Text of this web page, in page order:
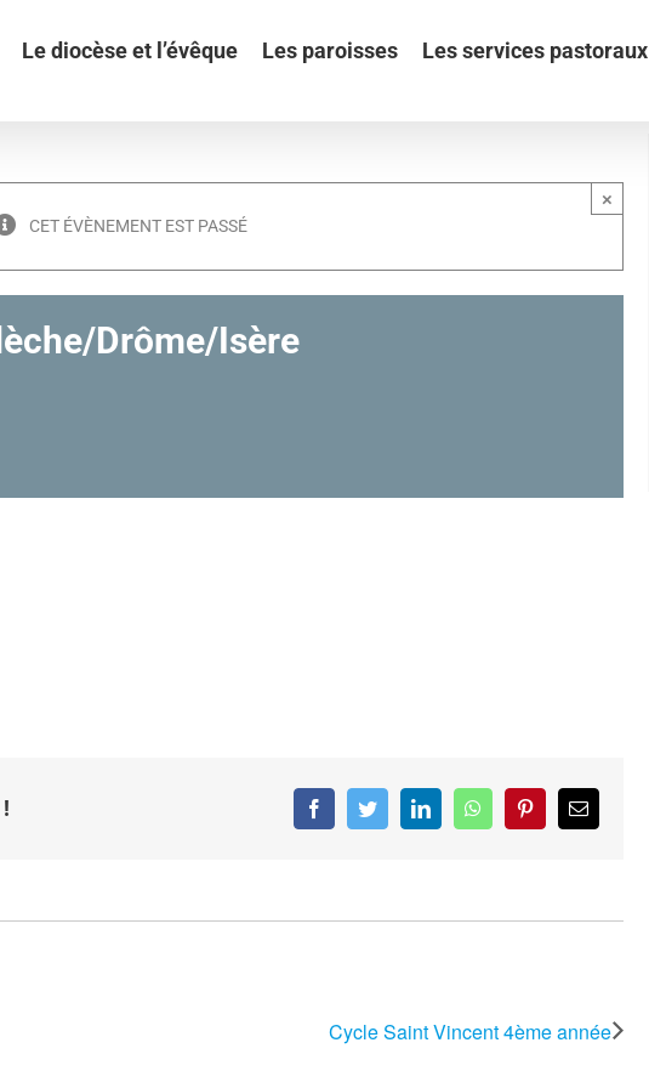
Le diocèse et l’évêque Les paroisses Les services pastoraux
×
CET ÉVÈNEMENT EST PASSÉ
Drôme/Isère
FacebookTwitterLinkedInWhatsAppPinterestEmail
Cycle Saint Vincent 4ème année